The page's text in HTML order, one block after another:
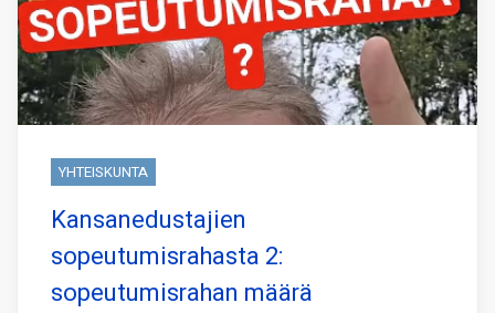
YHTEISKUNTA
Kansanedustajien
sopeutumisrahasta 2:
sopeutumisrahan määrä